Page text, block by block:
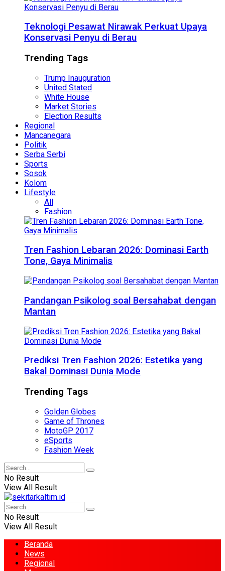
Teknologi Pesawat Nirawak Perkuat Upaya
Konservasi Penyu di Berau
Trending Tags
Trump Inauguration
United Stated
White House
Market Stories
Election Results
Regional
Mancanegara
Politik
Serba Serbi
Sports
Sosok
Kolom
Lifestyle
All
Fashion
Tren Fashion Lebaran 2026: Dominasi Earth
Tone, Gaya Minimalis
Pandangan Psikolog soal Bersahabat dengan
Mantan
Prediksi Tren Fashion 2026: Estetika yang
Bakal Dominasi Dunia Mode
Trending Tags
Golden Globes
Game of Thrones
MotoGP 2017
eSports
Fashion Week
No Result
View All Result
No Result
View All Result
Beranda
News
Regional